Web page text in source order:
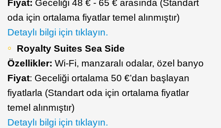
Fiyat: Geceliği 48 € - 65 € arasında (Standart
oda için ortalama fiyatlar temel alınmıştır)
Detaylı bilgi için tıklayın.
Royalty Suites Sea Side
Özellikler: Wi-Fi, manzaralı odalar, özel banyo
Fiyat: Geceliği ortalama 50 €’dan başlayan
fiyatlarla (Standart oda için ortalama fiyatlar
temel alınmıştır)
Detaylı bilgi için tıklayın.